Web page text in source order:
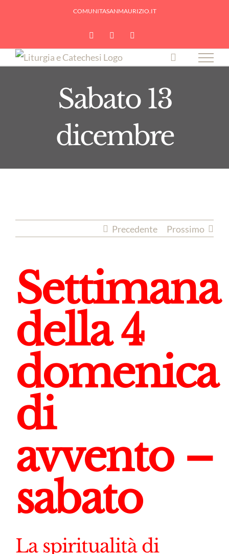
COMUNITASANMAURIZIO.IT
YouTubeFacebook
Sabato 13
dicembre
Precedente Prossimo
Settimana
della 4
domenica
di
avvento –
sabato
La spiritualità di